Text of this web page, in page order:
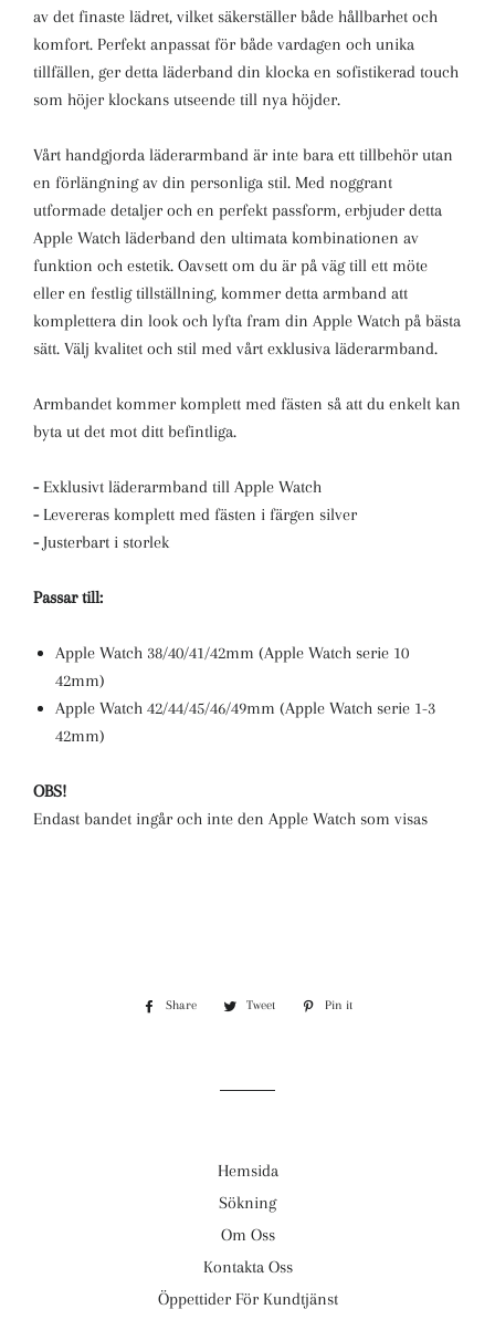
av det finaste lädret, vilket säkerställer både hållbarhet och
komfort. Perfekt anpassat för både vardagen och unika
tillfällen, ger detta läderband din klocka en sofistikerad touch
som höjer klockans utseende till nya höjder.
Vårt handgjorda läderarmband är inte bara ett tillbehör utan
en förlängning av din personliga stil. Med noggrant
utformade detaljer och en perfekt passform, erbjuder detta
Apple Watch läderband den ultimata kombinationen av
funktion och estetik. Oavsett om du är på väg till ett möte
eller en festlig tillställning, kommer detta armband att
komplettera din look och lyfta fram din Apple Watch på bästa
sätt. Välj kvalitet och stil med vårt exklusiva läderarmband.
Armbandet kommer komplett med fästen så att du enkelt kan
byta ut det mot ditt befintliga.
-Exklusivt läderarmband till Apple Watch
-Levereras komplett med fästen i färgen silver
-Justerbart i storlek
Passar till:
Apple Watch 38/40/41/42mm (Apple Watch serie 10
42mm)
Apple Watch 42/44/45/46/49mm (Apple Watch serie 1-3
42mm)
OBS!
Endast bandet ingår och inte den Apple Watch som visas
Share
Share
Tweet
Tweet
Pin it
Hemsida
Sökning
Om Oss
Kontakta Oss
Öppettider För Kundtjänst